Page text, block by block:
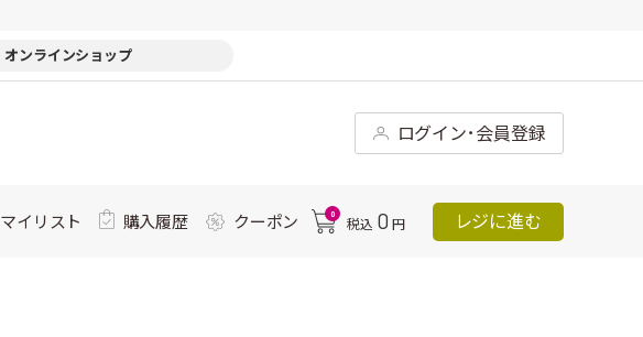
オンラインショップ
ログイン･会員登録
マイリスト 購入履歴 クーポン 0
税込 0 円 レジに進む